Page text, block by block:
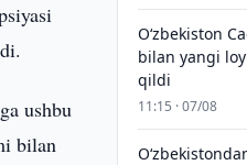
ushbu
bilan
Oʻzbekiston
bilan yangi
qildi
11:15 · 07/08